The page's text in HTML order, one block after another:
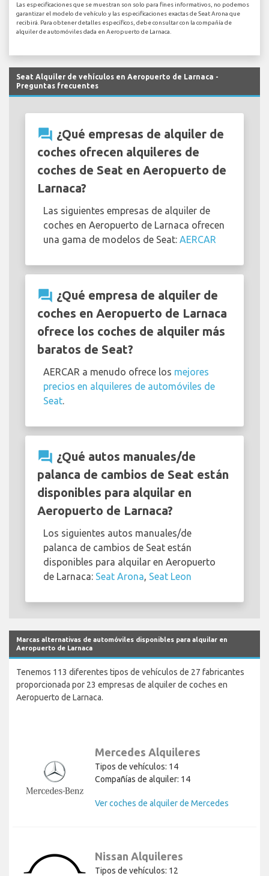
Las especificaciones que se muestran son solo para fines informativos, no podemos
garantizar el modelo de vehículo y las especificaciones exactas de Seat Arona que
recibirá. Para obtener detalles específicos, debe consultar con la compañía de
alquiler de automóviles dada en Aeropuerto de Larnaca.
Seat Alquiler de vehículos en Aeropuerto de Larnaca -
Preguntas frecuentes
question_answer ¿Qué empresas de alquiler de
coches ofrecen alquileres de
coches de Seat en Aeropuerto de
Larnaca?
Las siguientes empresas de alquiler de
coches en Aeropuerto de Larnaca ofrecen
una gama de modelos de Seat: AERCAR
question_answer ¿Qué empresa de alquiler de
coches en Aeropuerto de Larnaca
ofrece los coches de alquiler más
baratos de Seat?
AERCAR a menudo ofrece los mejores
precios en alquileres de automóviles de
Seat
question_answer ¿Qué autos manuales/de
palanca de cambios de Seat están
disponibles para alquilar en
Aeropuerto de Larnaca?
Los siguientes autos manuales/de
palanca de cambios de Seat están
disponibles para alquilar en Aeropuerto
de Larnaca: Seat Arona Seat Leon
Marcas alternativas de automóviles disponibles para alquilar en
Aeropuerto de Larnaca
Tenemos 113 diferentes tipos de vehículos de 27 fabricantes
proporcionada por 23 empresas de alquiler de coches en
Aeropuerto de Larnaca.
Mercedes Alquileres
Tipos de vehículos: 14
Compañías de alquiler: 14
Ver coches de alquiler de Mercedes
Nissan Alquileres
Tipos de vehículos: 12